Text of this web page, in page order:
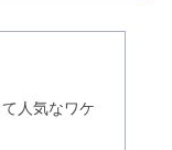
人気なワケ